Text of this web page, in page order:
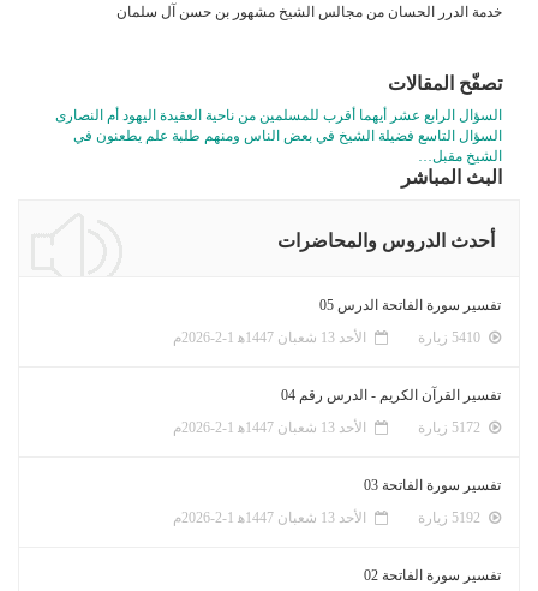
خدمة الدرر الحسان من مجالس الشيخ مشهور بن حسن آل سلمان
تصفّح المقالات
السؤال الرابع عشر أيهما أقرب للمسلمين من ناحية العقيدة اليهود أم النصارى
السؤال التاسع فضيلة الشيخ في بعض الناس ومنهم طلبة علم يطعنون في
الشيخ مقبل…
البث المباشر
أحدث الدروس والمحاضرات
تفسير سورة الفاتحة الدرس 05
الأحد 13 شعبان 1447ﻫ 1-2-2026م
تفسير القرآن الكريم - الدرس رقم 04
الأحد 13 شعبان 1447ﻫ 1-2-2026م
تفسير سورة الفاتحة 03
الأحد 13 شعبان 1447ﻫ 1-2-2026م
تفسير سورة الفاتحة 02